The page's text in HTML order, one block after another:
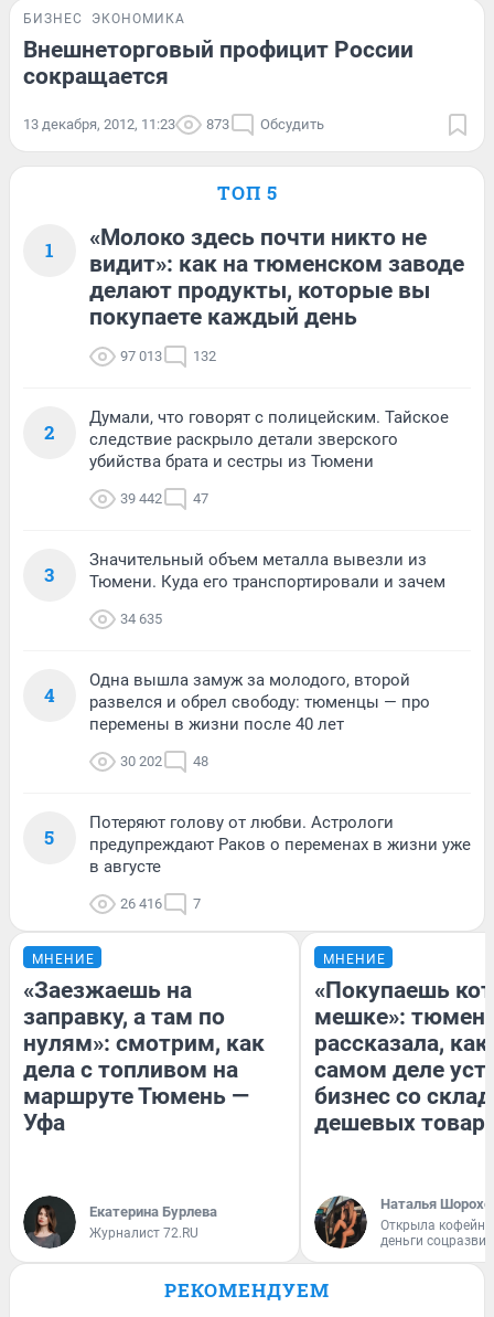
БИЗНЕС ЭКОНОМИКА
Внешнеторговый профицит России
сокращается
13 декабря, 2012, 11:23 873 Обсудить
ТОП 5
1
«Молоко здесь почти никто не
видит»: как на тюменском заводе
делают продукты, которые вы
покупаете каждый день
97 013 132
2
Думали, что говорят с полицейским. Тайское
следствие раскрыло детали зверского
убийства брата и сестры из Тюмени
39 442 47
3
Значительный объем металла вывезли из
Тюмени. Куда его транспортировали и зачем
34 635
4
Одна вышла замуж за молодого, второй
развелся и обрел свободу: тюменцы — про
перемены в жизни после 40 лет
30 202 48
5
Потеряют голову от любви. Астрологи
предупреждают Раков о переменах в жизни уже
в августе
26 416 7
МНЕНИЕ
«Заезжаешь на
заправку, а там по
нулям»: смотрим, как
дела с топливом на
маршруте Тюмень —
Уфа
Екатерина Бурлева
Журналист 72.RU
МНЕНИЕ
«Покупаешь
мешке»:
рассказала, как
самом деле
бизнес со
дешевых
Наталья
Открыла
деньги
РЕКОМЕНДУЕМ